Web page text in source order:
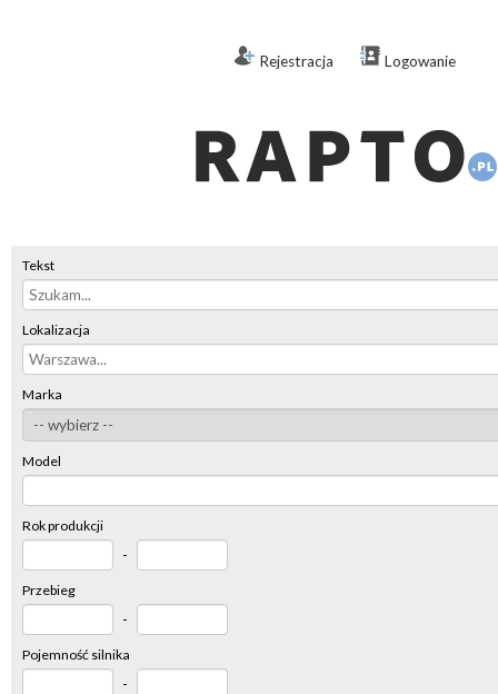
Rejestracja Logowanie
Tekst
Lokalizacja
Marka
Model
Rok produkcji
-
Przebieg
-
Pojemność silnika
-